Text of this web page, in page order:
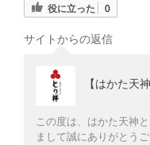
役に立った 0
サイトからの返信
【はかた天
この度は、はかた天神
まして誠にありがとうご